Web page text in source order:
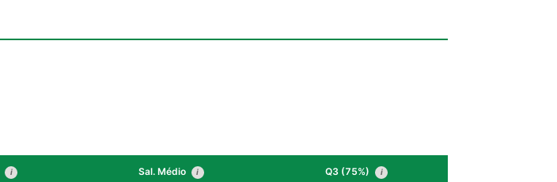
i Sal. Médio i Q3 (75%) i